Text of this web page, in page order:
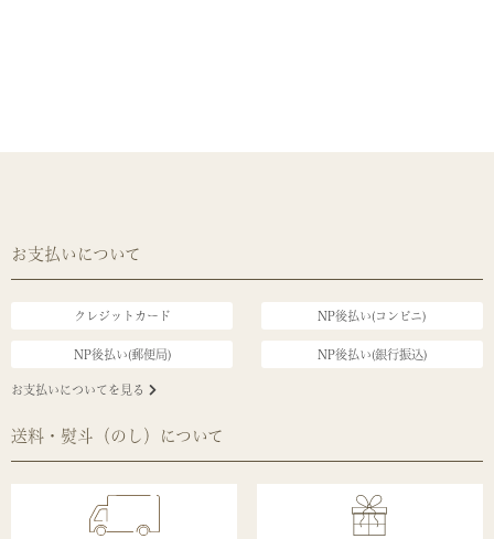
お支払いについて
クレジットカード NP後払い(コンビニ)
NP後払い(郵便局) NP後払い(銀行振込)
お支払いについてを見る
送料・熨斗（のし）について